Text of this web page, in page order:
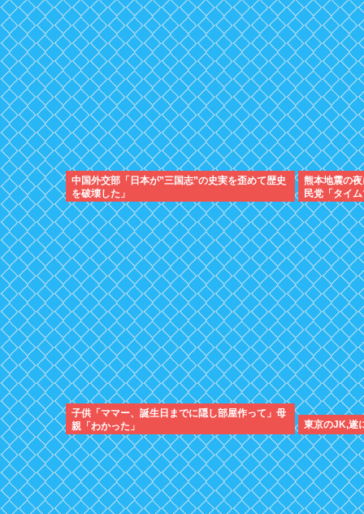
中国外交部「日本が”三国志”の史実を歪めて歴史
を破壊した」
熊本地震の
民党「タイ
て中止した
子供「ママー、誕生日までに隠し部屋作って」母
親「わかった」
東京のJK,遂